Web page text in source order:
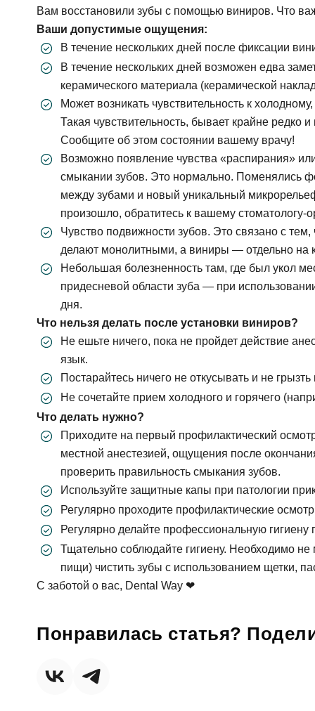
Ортопедия, протезирование: коронки,
Ортодонтия (исправление прикуса): брекеты,
Лечение десен (пародонтология)
Профилактика и профессиональная гигиена
Отбеливание зубов
Гигиена зубов детям и профилактика
Вам восстановили зубы с помощью виниров. Что
Ваши допустимые ощущения:
В течение нескольких дней после фиксации
В течение нескольких дней возможен едва
керамического материала (керамической
Может возникать чувствительность к
Такая чувствительность, бывает крайне редко
Сообщите об этом состоянии вашему врачу!
Возможно появление чувства «распирания»
смыкании зубов. Это нормально. Поменялись
между зубами и новый уникальный
произошло, обратитесь к вашему стоматологу-
Чувство подвижности зубов. Это связано с
делают монолитными, а виниры — отдельно на
Небольшая болезненность там, где был укол
придесневой области зуба — при
дня.
Что нельзя делать после установки виниров?
Не ешьте ничего, пока не пройдет действие
язык.
Постарайтесь ничего не откусывать и не
Не сочетайте прием холодного и горячего
Что делать нужно?
Приходите на первый профилактический
местной анестезией, ощущения после
проверить правильность смыкания зубов.
Используйте защитные капы при патологии
Регулярно проходите профилактические
Регулярно делайте профессиональную гигиену
Тщательно соблюдайте гигиену. Необходимо
пищи) чистить зубы с использованием щетки,
С заботой о вас, Dental Way ❤
Понравилась статья? ФИО